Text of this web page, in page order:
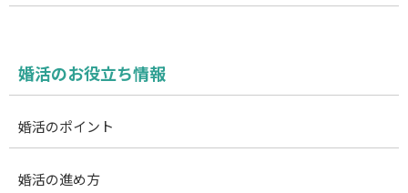
婚活のお役立ち情報
婚活のポイント
婚活の進め方